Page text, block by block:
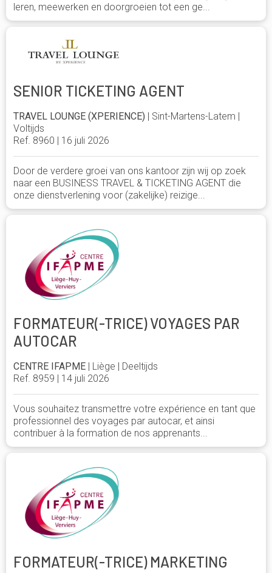
leren, meewerken en doorgroeien tot een ge...
SENIOR TICKETING AGENT
TRAVEL LOUNGE (XPERIENCE) | Sint-Martens-Latem |
Voltijds
Ref. 8960 | 16 juli 2026
Door de verdere groei van ons kantoor zijn wij op zoek
naar een BUSINESS TRAVEL & TICKETING AGENT die
onze dienstverlening voor (zakelijke) reizige...
FORMATEUR(-TRICE) VOYAGES PAR
AUTOCAR
CENTRE IFAPME | Liège | Deeltijds
Ref. 8959 | 14 juli 2026
Vous souhaitez transmettre votre expérience en tant que
professionnel des voyages par autocar, et ainsi
contribuer à la formation de nos apprenants...
FORMATEUR(-TRICE) MARKETING